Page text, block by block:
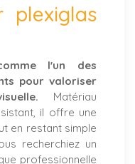
plexiglas
l'un des
pour valoriser
Matériau
il offre une
en restant simple
recherchiez un
professionnelle